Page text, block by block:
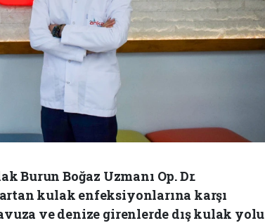
Burun Boğaz Uzmanı Op. Dr.
kulak enfeksiyonlarına karşı
ve denize girenlerde dış kulak yolu